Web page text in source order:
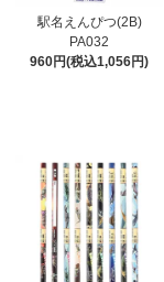
駅名えんぴつ(2B)
PA032
960円(税込1,056円)